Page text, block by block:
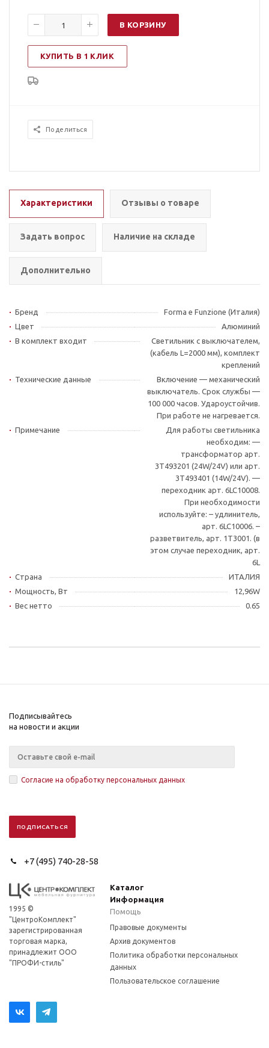
В КОРЗИНУ
КУПИТЬ В 1 КЛИК
Поделиться
Характеристики Отзывы о товаре
Задать вопрос Наличие на складе
Дополнительно
Бренд
Forma e Funzione (Италия)
Цвет
Алюминий
В комплект входит
Светильник с выключателем,
(кабель L=2000 мм), комплект
креплений
Технические данные
Включение — механический
выключатель. Срок службы —
100 000 часов. Удароустойчив.
При работе не нагревается.
Примечание
Для работы светильника
необходим: —
трансформатор арт.
3T493201 (24W/24V) или арт.
3Т493401 (14W/24V). —
переходник арт. 6LC10008.
При необходимости
используйте: – удлинитель,
арт. 6LC10006. –
разветвитель, арт. 1T3001. (в
этом случае переходник, арт.
6L
Страна
ИТАЛИЯ
Мощность, Вт
12,96W
Вес нетто
0.65
Подписывайтесь
на новости и акции
Согласие на обработку персональных данных
+7 (495) 740-28-58
1995 ©
"ЦентроКомплект"
зарегистрированная
торговая марка,
принадлежит ООО
"ПРОФИ-стиль"
Каталог
Информация
Помощь
Правовые документы
Архив документов
Политика обработки персональных
данных
Пользовательское соглашение